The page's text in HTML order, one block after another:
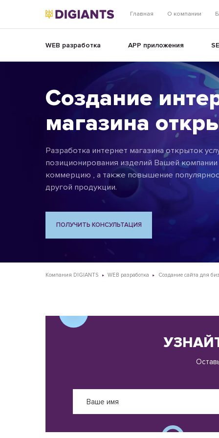
Главная О компании
WEB разработка APP приложения
Создание
магазина
Разработка интернет магазина открыток
позиционирования изделий Вашей компании
коммерцию , а также повышение
другой продукции.
ПОЛУЧИТЬ КОНСУЛЬТАЦИЯ
Компания DIGIANTS WEB разработка Создание сайта для